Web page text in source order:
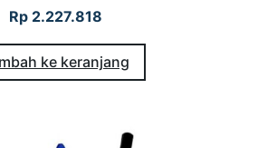
Rp2.227.818
ke keranjang